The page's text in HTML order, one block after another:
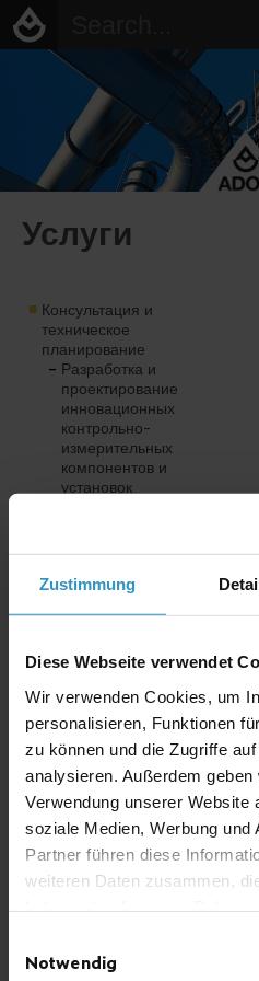
Zustimmung
Diese Webseite verwendet
Wir verwenden Cookies, um
personalisieren, Funktionen
zu können und die Zugriffe
analysieren. Außerdem
Verwendung unserer Website
soziale Medien, Werbung und
Partner führen diese
weiteren Daten zusammen,
Notwendig
Услуги
Консультация и
техническое
планирование
Разработка и
проектирование
инновационных
контрольно-
измерительных
компонентов и
установок
эксплуатацию
Планирование фазы
запуска и выхода на
режимные параметры
модификация
установок
Инструктаж и
Документация
Технический сервис
Ремонт
Инспекция
Техническое
обслуживание и
калибровка
неисправностей
компонентов и
запасных частей